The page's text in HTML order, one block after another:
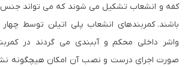
کفه و انشعاب تشکیل می شوند که می تواند جنس
باشند. کمربندهای انشعاب پلی اتیلن توسط
واشر داخلی محکم و آببندی می گردند در
صورت اجرای درست و نصب آن امکان هیچگونه